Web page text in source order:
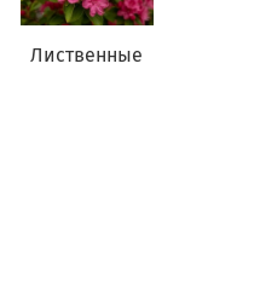
Лиственные